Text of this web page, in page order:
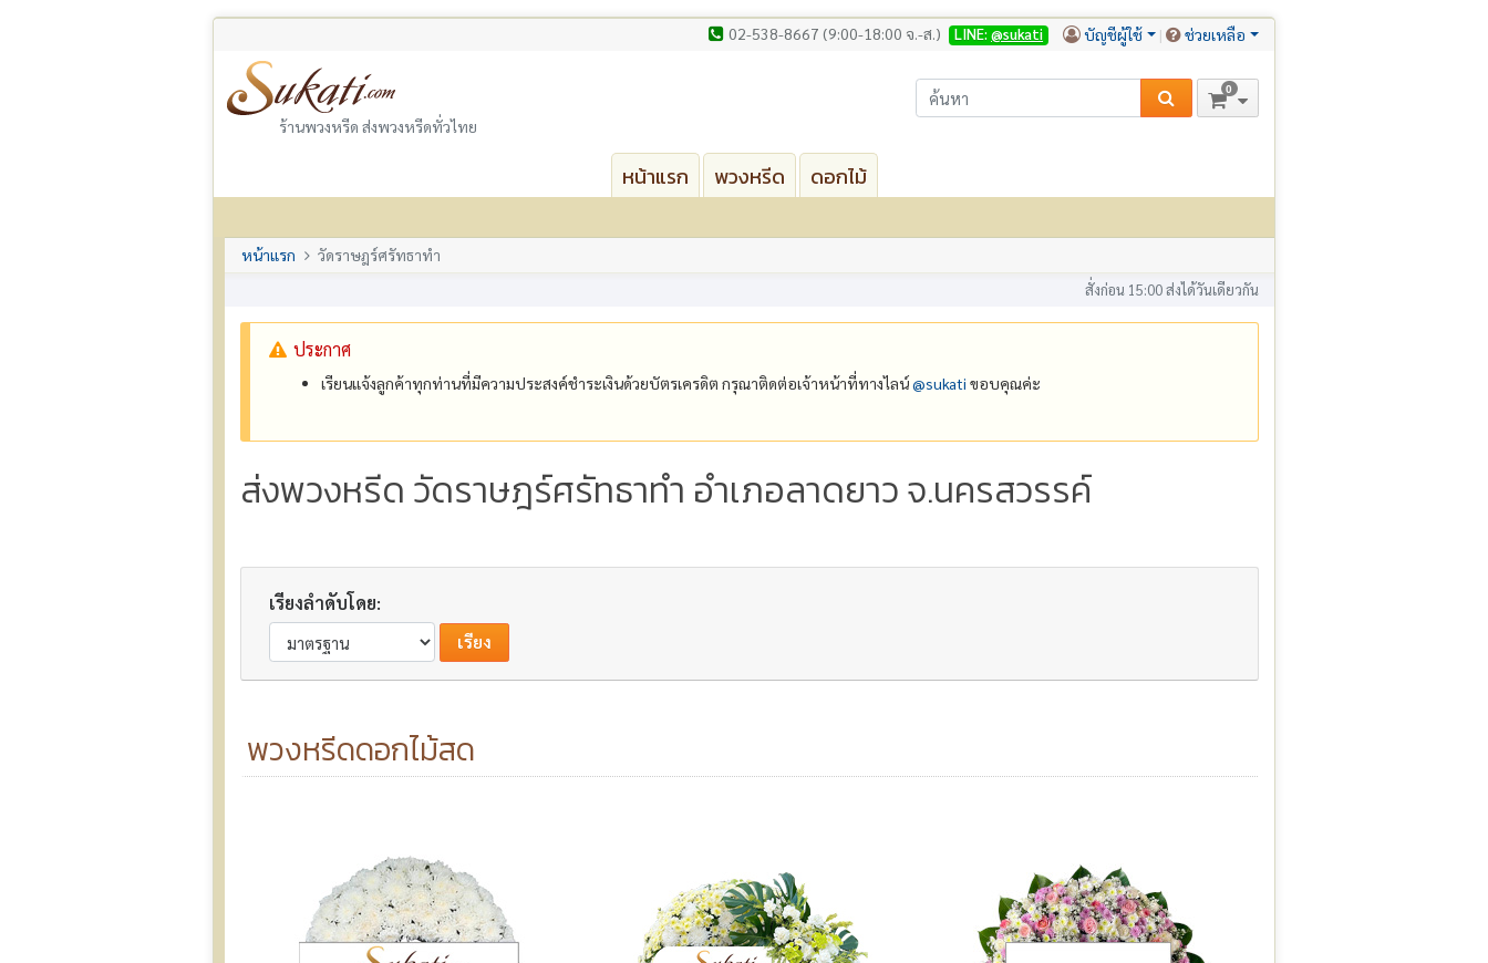
02-538-8667 (9:00-18:00 จ.-ส.) LINE:@sukati บัญชีผู้ใช้ ช่วยเหลือ
ร้านพวงหรีด ส่งพวงหรีดทั่วไทย
0
หน้าแรก พวงหรีด ดอกไม้
หน้าแรก วัดราษฎร์ศรัทธาทำ
สั่งก่อน 15:00 ส่งได้วันเดียวกัน
ประกาศ
เรียนแจ้งลูกค้าทุกท่านที่มีความประสงค์ชำระเงินด้วยบัตรเครดิต กรุณาติดต่อเจ้าหน้าที่ทางไลน์@‌sukati ขอบคุณค่ะ
ส่งพวงหรีด วัดราษฎร์ศรัทธาทำ อำเภอลาดยาว จ.นครสวรรค์
เรียงลำดับโดย:
พวงหรีดดอกไม้สด